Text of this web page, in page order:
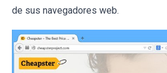
de sus navegadores web.